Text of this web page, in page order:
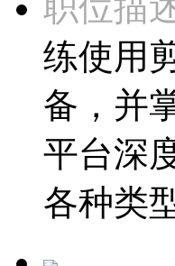
练使用
备，并
平台深
各种类